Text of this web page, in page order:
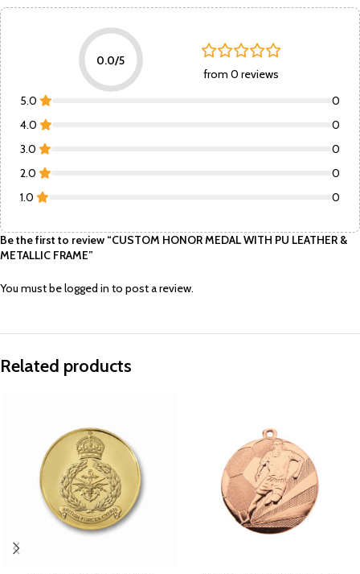
0.0/5
from 0 reviews
5.0
0
4.0
0
3.0
0
2.0
0
1.0
0
Be the first to review “CUSTOM HONOR MEDAL WITH PU LEATHER &
METALLIC FRAME”
You must belogged in to post a review.
Related products